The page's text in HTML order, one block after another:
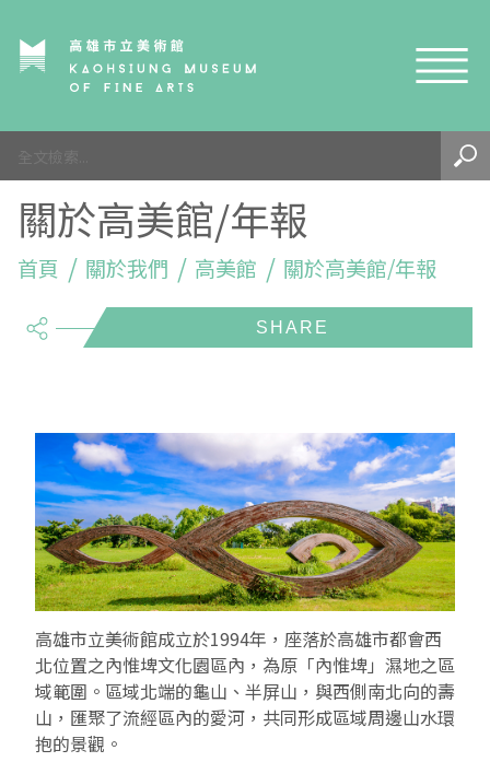
網站導覽
參觀資訊
參觀須知
開館時間
交通資訊
環境介紹
兒童美術館
藝術生態園區
高美館
兒童美術館
無障礙服務專區
易讀手冊
藝術之旅
高美書屋
三秌茶屋
Pasadena
Pinkoi 電商平台
展覽與活動
展覽資訊
徵件辦法
典藏與研究
典藏查詢
精選典藏
典藏圖檔申請
研究資源
藝術認證 / 百夜默讀 / 高雄ART青
南島當代記憶工程
視覺藝術影像資料庫
研究出版
系列出版
線上學習
線上書
藝術閱聽
雄雄藝見你│Podcast
時代之聲│Podcasts
典藏賞析│Podcasts
視覺影像資料庫│影音紀錄
藝術認證│高美館館刊
百夜藝術默讀│典藏閱讀
線上展覽
珍珠—南方視野的女性藝術
多元史觀特藏室二部曲：南方作為衝撞之所
流於形式—梁任宏個展(1999-2024)
透景線：實境的疊隱與擴張
民・間
AR/VR體驗
寓懷的行板：劉生容研究展
來自大地的祝福— 2019-2020典藏捐贈展
感知棲所— 關鍵典藏2019-2020
南方作為相遇之所
線上學習資源
相遇在南方 - 教/學包
美術資源教室-手作課程
藝術遊戲號
關於我們
高美館
關於高美館/年報
關於館長
組織職掌
規劃傳承
高美館大事記
兒童美術館
關於兒童美術館
藝術生態園區
高美之友
美術館會員
合作夥伴
EN TW
關於高美館/年報
首頁 關於我們 高美館 關於高美館/年報
share
高雄市立美術館成立於1994年，座落於高雄市都會西
北位置之內惟埤文化園區內，為原「內惟埤」濕地之區
域範圍。區域北端的龜山、半屏山，與西側南北向的壽
山，匯聚了流經區內的愛河，共同形成區域周邊山水環
抱的景觀。